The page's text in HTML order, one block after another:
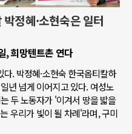
정혜·소현숙은 일터
, 희망텐트촌 연다
. 박정혜·소현숙 한국옵티칼하
년 넘게 이어지고 있다. 여성노
두 노동자가 '이겨서 땅을 밟을
우리가 빛이 될 차례'라며, 구미